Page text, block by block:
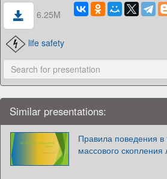
6.25M
life safety
Similar presentations:
Правила поведения в
массового